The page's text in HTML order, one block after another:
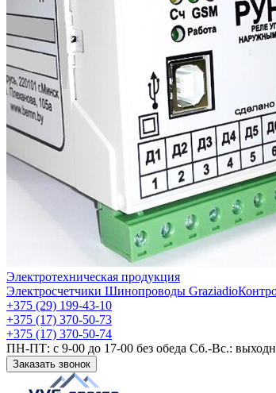
Электротехническая продукция
Электросчетчики Шинопроводы Graziadio
+375 (29) 199-43-10
+375 (17) 370-50-73
+375 (17) 370-50-74
ПН-ПТ: с 9-00 до 17-00 без обеда Сб.-Вс.:
Заказать звонок